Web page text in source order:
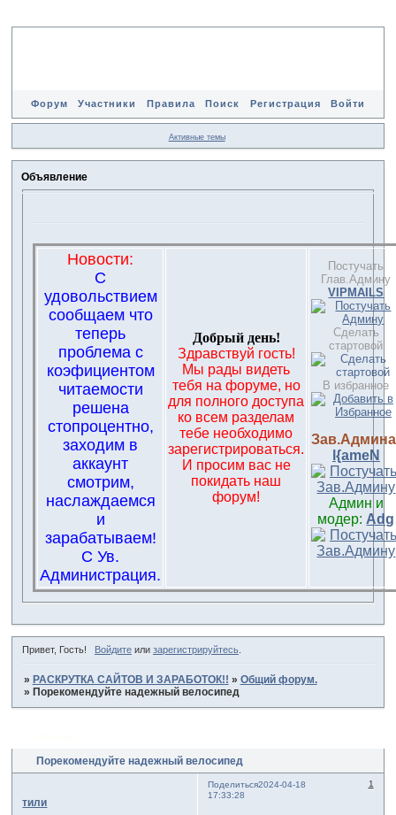
Форум Участники Правила Поиск Регистрация Войти
Активные темы
Объявление
Новости:
С
удовольствием
сообщаем что
теперь
проблема с
коэфициентом
читаемости
решена
стопроцентно,
заходим в
аккаунт
смотрим,
наслаждаемся
и
зарабатываем!
С Ув.
Администрация.
Добрый день!
Здравствуй гость!
Мы рады видеть
тебя на форуме, но
для полного доступа
ко всем разделам
тебе необходимо
зарегистрироваться.
И просим вас не
покидать наш
форум!
Постучать
Глав.Админу
VIPMAILS
Сделать
стартовой
В избранное
l{ameN
Админ и
модер: Adg
Привет, Гость! Войдитеили зарегистрируйтесь.
» РАСКРУТКА САЙТОВ И ЗАРАБОТОК!! » Общий форум.
» Порекомендуйте надежный велосипед
Порекомендуйте надежный велосипед
Поделиться 1
2024-04-18
17:33:28
тили